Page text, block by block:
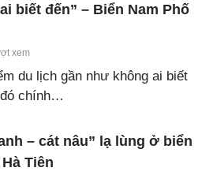
biết đến” – Biển Nam Phố
xem
du lịch gần như không ai biết
chính…
– cát nâu” lạ lùng ở biển
Tiên